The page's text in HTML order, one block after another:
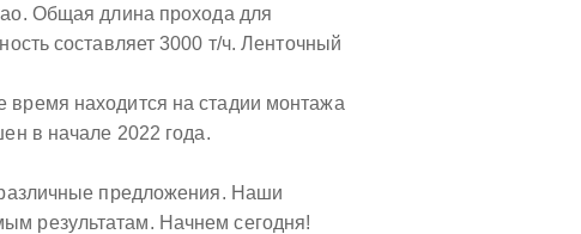
Общая длина прохода для
составляет 3000 т/ч. Ленточный
находится на стадии монтажа
в начале 2022 года.
предложения. Наши
результатам. Начнем сегодня!